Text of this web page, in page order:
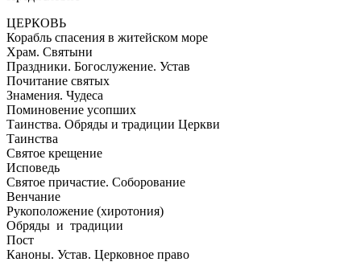
ЦЕРКОВЬ
Корабль спасения в житейском море
Храм. Святыни
Праздники. Богослужение. Устав
Почитание святых
Знамения. Чудеса
Поминовение усопших
Таинства. Обряды и традиции Церкви
Таинства
Святое крещение
Исповедь
Святое причастие. Соборование
Венчание
Рукоположение (хиротония)
Обряды и традиции
Пост
Каноны. Устав. Церковное право